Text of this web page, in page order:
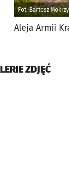
Fot. Bartosz
Aleja Armii
ZDJĘĆ